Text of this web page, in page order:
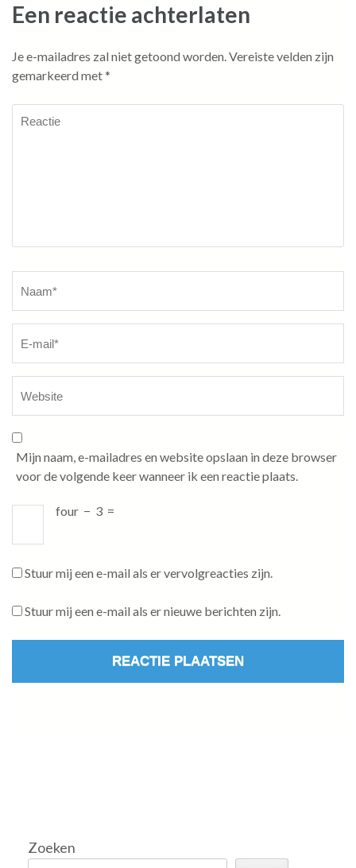
Een reactie achterlaten
Je e-mailadres zal niet getoond worden.Vereiste velden zijn
gemarkeerd met*
Mijn naam, e-mailadres en website opslaan in deze browser
voor de volgende keer wanneer ik een reactie plaats.
four − 3 =
Stuur mij een e-mail als er vervolgreacties zijn.
Stuur mij een e-mail als er nieuwe berichten zijn.
Zoeken